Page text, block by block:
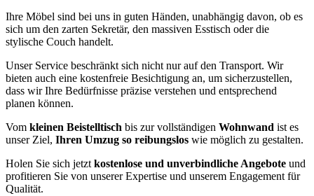
Ihre Möbel sind bei uns in guten Händen, unabhängig davon, ob es
sich um den zarten Sekretär, den massiven Esstisch oder die
stylische Couch handelt.
Unser Service beschränkt sich nicht nur auf den Transport. Wir
bieten auch eine kostenfreie Besichtigung an, um sicherzustellen,
dass wir Ihre Bedürfnisse präzise verstehen und entsprechend
planen können.
Vom kleinen Beistelltisch bis zur vollständigen Wohnwand ist es
unser Ziel, Ihren Umzug so reibungslos wie möglich zu gestalten.
Holen Sie sich jetzt kostenlose und unverbindliche Angebote und
profitieren Sie von unserer Expertise und unserem Engagement für
Qualität.